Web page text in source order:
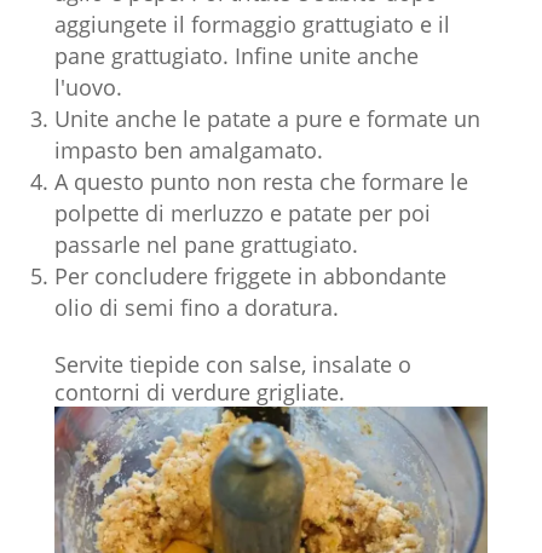
aggiungete il formaggio grattugiato e il
pane grattugiato. Infine unite anche
l'uovo.
Unite anche le patate a pure e formate un
impasto ben amalgamato.
A questo punto non resta che formare le
polpette di merluzzo e patate per poi
passarle nel pane grattugiato.
Per concludere friggete in abbondante
olio di semi fino a doratura.
Servite tiepide con salse, insalate o
contorni di verdure grigliate.